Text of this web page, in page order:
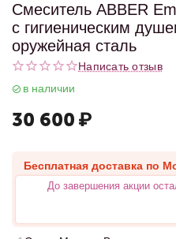
Смеситель ABBER
с гигиеническим
оружейная сталь
Написать отзыв
в наличии
30 600 ₽
Бесплатная доставка по
До завершения акции